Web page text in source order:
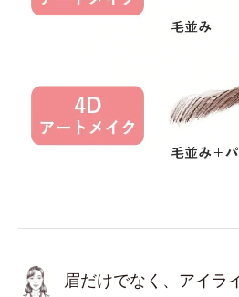
眉だけでなく、アイラ